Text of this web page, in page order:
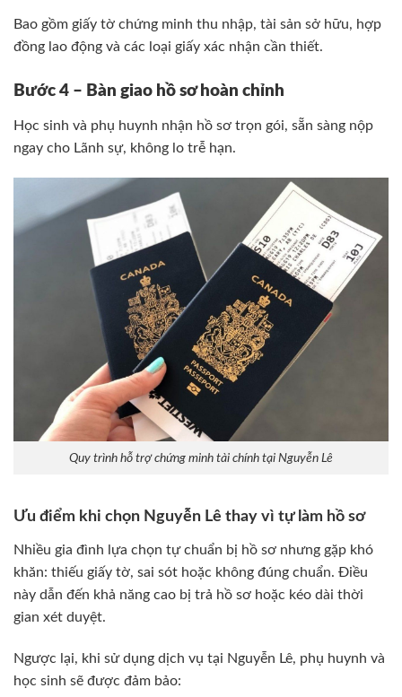
Bao gồm giấy tờ chứng minh thu nhập, tài sản sở hữu, hợp
đồng lao động và các loại giấy xác nhận cần thiết.
Bước 4 – Bàn giao hồ sơ hoàn chỉnh
Học sinh và phụ huynh nhận hồ sơ trọn gói, sẵn sàng nộp
ngay cho Lãnh sự, không lo trễ hạn.
Quy trình hỗ trợ chứng minh tài chính tại Nguyễn Lê
Ưu điểm khi chọn Nguyễn Lê thay vì tự làm hồ sơ
Nhiều gia đình lựa chọn tự chuẩn bị hồ sơ nhưng gặp khó
khăn: thiếu giấy tờ, sai sót hoặc không đúng chuẩn. Điều
này dẫn đến khả năng cao bị trả hồ sơ hoặc kéo dài thời
gian xét duyệt.
Ngược lại, khi sử dụng dịch vụ tại Nguyễn Lê, phụ huynh và
học sinh sẽ được đảm bảo: